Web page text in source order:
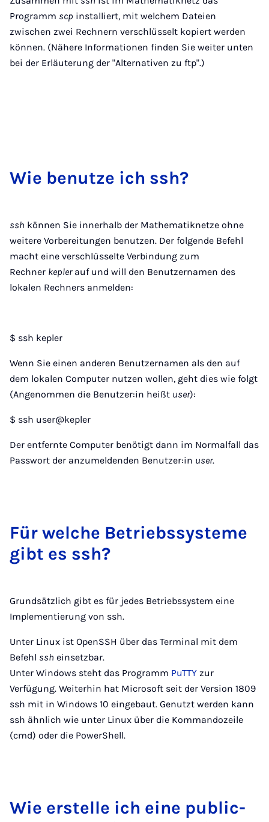
Programm scp installiert, mit welchem Dateien
zwischen zwei Rechnern verschlüsselt kopiert werden
können. (Nähere Informationen finden Sie weiter unten
bei der Erläuterung der "Alternativen zu ftp".)
Wie be­nut­ze ich ssh?
ssh können Sie innerhalb der Mathematiknetze ohne
weitere Vorbereitungen benutzen. Der folgende Befehl
macht eine verschlüsselte Verbindung zum
Rechner keplerauf und will den Benutzernamen des
lokalen Rechners anmelden:
$ ssh kepler
Wenn Sie einen anderen Benutzernamen als den auf
dem lokalen Computer nutzen wollen, geht dies wie folgt
(Angenommen die Benutzer:in heißt user):
$ ssh user@kepler
Der entfernte Computer benötigt dann im Normalfall das
Passwort der anzumeldenden Benutzer:in user.
Für wel­che Be­triebs­sys­te­me
gibt es ssh?
Grundsätzlich gibt es für jedes Betriebssystem eine
Implementierung von ssh.
Unter Linux ist OpenSSH über das Terminal mit dem
Befehl ssh einsetzbar.
Unter Windows steht das Programm PuTTY zur
Verfügung. Weiterhin hat Microsoft seit der Version 1809
ssh mit in Windows 10 eingebaut. Genutzt werden kann
ssh ähnlich wie unter Linux über die Kommandozeile
(cmd) oder die PowerShell.
Wie er­stel­le ich ei­ne pu­blic-